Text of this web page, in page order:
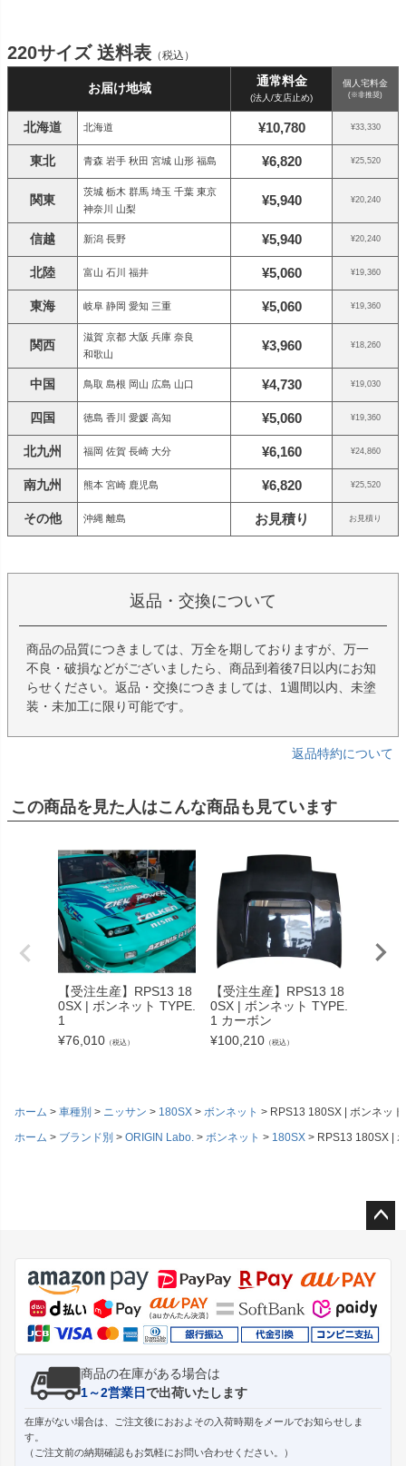
220サイズ 送料表 （税込）
お届け地域 通常料金
(法人/支店止め)
個人宅料金
(※非推奨)
北海道 北海道 ¥10,780 ¥33,330
東北 青森 岩手 秋田 宮城 山形 福島 ¥6,820 ¥25,520
関東
茨城 栃木 群馬 埼玉 千葉 東京
神奈川 山梨
¥5,940 ¥20,240
信越 新潟 長野 ¥5,940 ¥20,240
北陸 富山 石川 福井 ¥5,060 ¥19,360
東海 岐阜 静岡 愛知 三重 ¥5,060 ¥19,360
関西
滋賀 京都 大阪 兵庫 奈良
和歌山
¥3,960 ¥18,260
中国 鳥取 島根 岡山 広島 山口 ¥4,730 ¥19,030
四国 徳島 香川 愛媛 高知 ¥5,060 ¥19,360
北九州 福岡 佐賀 長崎 大分 ¥6,160 ¥24,860
南九州 熊本 宮崎 鹿児島 ¥6,820 ¥25,520
その他 沖縄 離島 お見積り お見積り
返品・交換について
商品の品質につきましては、万全を期しておりますが、万一
不良・破損などがございましたら、商品到着後7日以内にお知
らせください。返品・交換につきましては、1週間以内、未塗
装・未加工に限り可能です。
返品特約について
この商品を見た人はこんな商品も見ています
【受注生産】RPS13 18
0SX | ボンネット TYPE.
1
¥76,010 （税込）
【受注生産】RPS13 18
0SX | ボンネット TYPE.
1 カーボン
¥100,210 （税込）
ホーム 車種別 ニッサン 180SX ボンネット
RPS13 180SX | ボンネッ
ホーム
ブランド別 ORIGIN Labo. ボンネット 180SX RPS13 180SX |
ジト
ップ
へ
商品の在庫がある場合は
1～2営業日で出荷いたします
在庫がない場合は、ご注文後におおよその入荷時期をメールでお知らせしま
す。
（ご注文前の納期確認もお気軽にお問い合わせください。）